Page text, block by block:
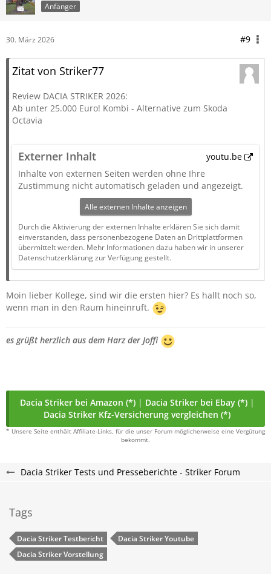
Anfänger
30. März 2026 #9
Zitat von Striker77
Review DACIA STRIKER 2026:
Ab unter 25.000 Euro! Kombi - Alternative zum Skoda
Octavia
Externer Inhalt
youtu.be
Inhalte von externen Seiten werden ohne Ihre
Zustimmung nicht automatisch geladen und angezeigt.
Alle externen Inhalte anzeigen
Durch die Aktivierung der externen Inhalte erklären Sie sich damit
einverstanden, dass personenbezogene Daten an Drittplattformen
übermittelt werden. Mehr Informationen dazu haben wir in unserer
Datenschutzerklärung zur Verfügung gestellt.
Moin lieber Kollege, sind wir die ersten hier? Es hallt noch so,
wenn man in den Raum hineinruft.
es grüßt herzlich aus dem Harz der Joffi
Dacia Striker bei Amazon (*)| Dacia Striker bei Ebay (*)|
Dacia Striker Kfz-Versicherung vergleichen (*)
* Unsere Seite enthält Affiliate-Links, für die unser Forum möglicherweise eine Vergütung
bekommt.
Dacia Striker Tests und Presseberichte - Striker Forum
Tags
Dacia Striker Testbericht
Dacia Striker Youtube
Dacia Striker Vorstellung